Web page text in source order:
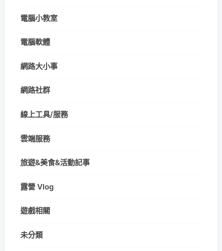
電腦小教室
電腦軟體
網路大小事
網路社群
線上工具/服務
雲端服務
旅遊&美食&活動記事
露營 Vlog
遊戲相關
未分類